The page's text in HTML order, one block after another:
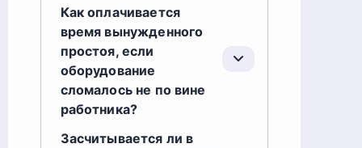
Как оплачивается
время вынужденного
простоя, если
оборудование
сломалось не по вине
работника?
Засчитывается ли в